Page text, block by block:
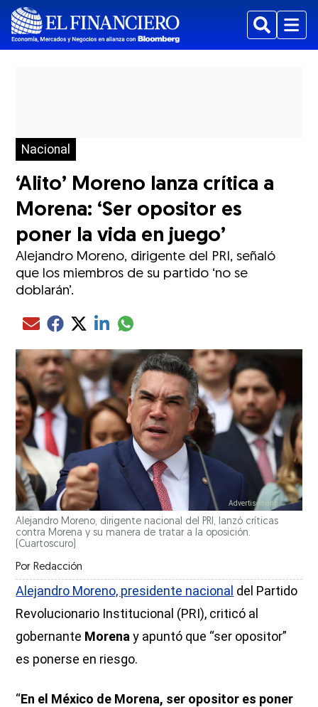
BuscarMenu
Nacional
‘Alito’ Moreno lanza crítica a
Morena: ‘Ser opositor es
poner la vida en juego’
Alejandro Moreno, dirigente del PRI, señaló
que los miembros de su partido ‘no se
doblarán’.
Compartir el artículo actual mediante Email
Compartir el artículo actual mediante Facebook
Compartir el artículo actual mediante Twitter
Compartir el artículo actual mediante LinkedIn
Compartir el artículo actual mediante
Alejandro Moreno, dirigente nacional del PRI, lanzó críticas
contra Morena y su manera de tratar a la oposición.
(Cuartoscuro)
Por Redacción
Alejandro Moreno, presidente nacional del Partido
Revolucionario Institucional (PRI), criticó al
gobernante Morenay apuntó que “ser opositor”
es ponerse en riesgo.
“En el México de Morena, ser opositor es poner